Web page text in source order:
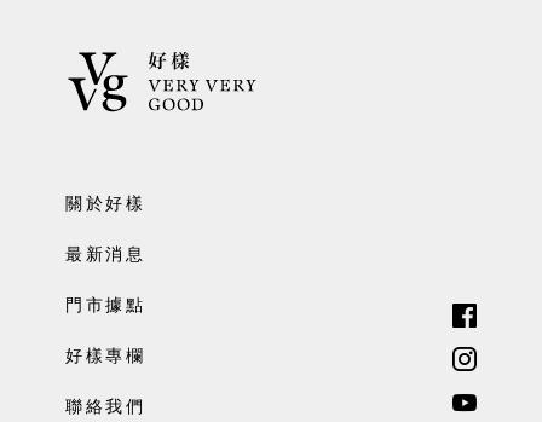
關於好樣
最新消息
門市據點
好樣專欄
聯絡我們